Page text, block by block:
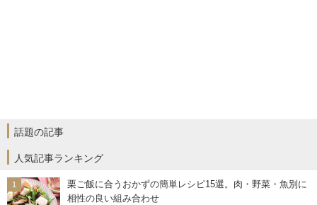
話題の記事
人気記事ランキング
栗ご飯に合うおかずの簡単レシピ15選。肉・野菜・魚別に
相性の良い組み合わせ